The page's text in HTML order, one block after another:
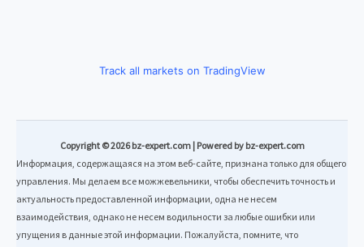
Track all markets on TradingView
Copyright © 2026 bz-expert.com | Powered by bz-expert.com
Информация, содержащаяся на этом веб-сайте, признана только для общего
управления. Мы делаем все можжевельники, чтобы обеспечить точность и
актуальность предоставленной информации, одна не несем
взаимодействия, однако не несем водильности за любые ошибки или
упущения в данные этой информации. Пожалуйста, помните, что